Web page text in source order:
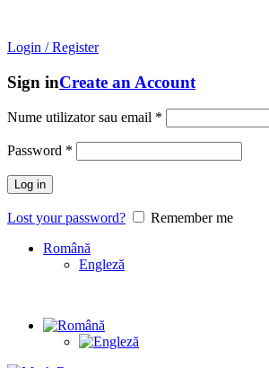
Login / Register
Sign inCreate an Account
Nume utilizator sau email *
Password *
Log in
Lost your password?
Remember me
Română
Engleză